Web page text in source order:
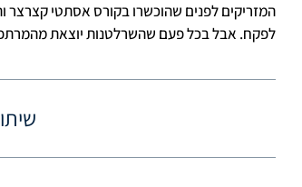
המזריקים לפנים שהוכשרו בקורס אסתטי קצרצר
לפקח. אבל בכל פעם שהשרלטנות יוצאת